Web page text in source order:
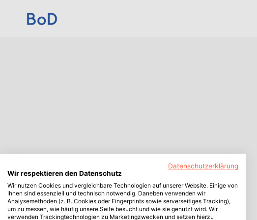
Datenschutzerklärung
Wir respektieren den Datenschutz
Wir nutzen Cookies und vergleichbare Technologien auf unserer Website. Einige von
ihnen sind essenziell und technisch notwendig. Daneben verwenden wir
Analysemethoden (z. B. Cookies oder Fingerprints sowie serverseitiges Tracking),
um zu messen, wie häufig unsere Seite besucht und wie sie genutzt wird. Wir
verwenden Trackingtechnologien zu Marketingzwecken und setzen hierzu